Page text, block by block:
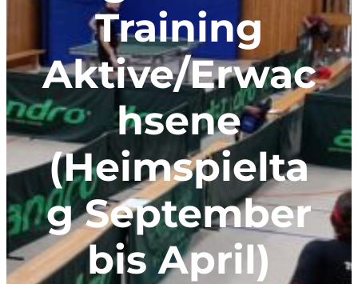
Training
Aktive/Erwac
hsene
(Heimspielta
g September
bis April)